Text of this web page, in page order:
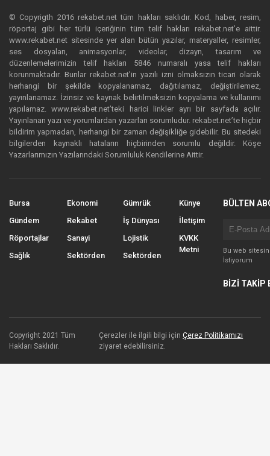
© Copyrigth 2016 rekabet.net tüm hakları saklıdır. Kod, haber, resim,
röportaj gibi her türlü içeriğinin tüm telif hakları rekabet.net’e aittir.
www.rekabet.net sitesinde yer alan bütün yazılar, materyaller, resimler,
ses dosyaları, animasyonlar, videolar, dizayn, tasarım ve
düzenlemelerimizin telif hakları 5846 numaralı yasa telif hakları
korunmaktadır. Bunlar rekabet.net’in yazılı izni olmaksızın ticari olarak
herhangi bir şekilde kopyalanamaz, dağıtılamaz, değiştirilemez,
yayınlanamaz. İzinsiz ve kaynak belirtilmeksizin kopyalama ve kullanımı
yapılamaz. www.rekabet.net’teki harici linkler ayrı bir sayfada açılır.
Yayınlanan yazı ve yorumlardan yazarları sorumludur. rekabet.net’te hiçbir
bildirim yapmadan, herhangi bir zaman değişikliğe gidebilir. Bu sitedeki
bilgilerden kaynaklı hataların hiçbirinden sorumlu değildir. Köşe
Yazarlarımızın Yazılarındaki Sorumluluk Kendilerine Aittir.
Bursa
Gündem
Röportajlar
Sağlık
Ekonomi
Rekabet
Sanayi
Sektörden
Gümrük
İş Dünyası
Lojistik
Sektörden
Künye
İletişim
KVKK
Metni
BÜLTEN
Bu web
İstiyorum
BİZİ TAKİP
Copyright 2021 Tüm
Hakları Saklıdır.
Çerezler ile ilgili bilgi içinÇerez Politikamızı
ziyaret edebilirsiniz.